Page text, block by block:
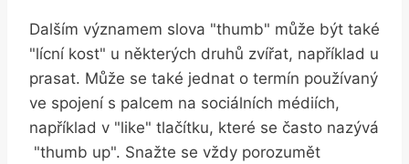
Dalším významem slova "thumb" může⁢ být také
"lícní kost" u některých ‍druhů zvířat, například u
prasat. Může se⁤ také jednat o⁣ termín⁣ používaný
ve spojení s ​palcem na sociálních médiích,
například v "like" tlačítku, které se často nazývá
​ "thumb up". ‌Snažte se vždy porozumět